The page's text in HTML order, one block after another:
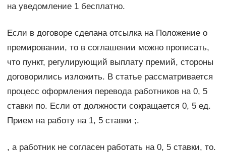
на уведомление 1 бесплатно.
Если в договоре сделана отсылка на Положение о
премировании, то в соглашении можно прописать,
что пункт, регулирующий выплату премий, стороны
договорились изложить. В статье рассматривается
процесс оформления перевода работников на 0, 5
ставки по. Если от должности сокращается 0, 5 ед.
Прием на работу на 1, 5 ставки ;.
, а работник не согласен работать на 0, 5 ставки, то.